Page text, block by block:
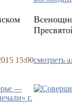
15:00смотреть